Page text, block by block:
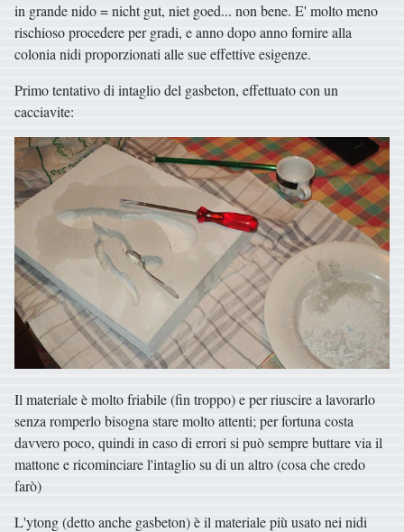
in grande nido = nicht gut, niet goed... non bene. E' molto meno
rischioso procedere per gradi, e anno dopo anno fornire alla
colonia nidi proporzionati alle sue effettive esigenze.
Primo tentativo di intaglio del gasbeton, effettuato con un
cacciavite:
Il materiale è molto friabile (fin troppo) e per riuscire a lavorarlo
senza romperlo bisogna stare molto attenti; per fortuna costa
davvero poco, quindi in caso di errori si può sempre buttare via il
mattone e ricominciare l'intaglio su di un altro (cosa che credo
farò)
L'ytong (detto anche gasbeton) è il materiale più usato nei nidi